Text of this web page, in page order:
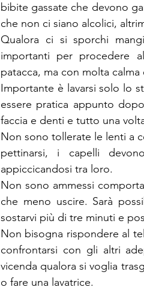
bibite gassate che devono
che non ci siano alcolici,
Qualora ci si sporchi
importanti per procedere
patacca, ma con molta
Importante è lavarsi solo lo
essere pratica appunto
faccia e denti e tutto una
Non sono tollerate le lenti a
pettinarsi, i capelli
appiccicandosi tra loro.
Non sono ammessi
che meno uscire. Sarà
sostarvi più di tre minuti e
Non bisogna rispondere al
confrontarsi con gli altri
vicenda qualora si voglia
o fare una lavatrice.